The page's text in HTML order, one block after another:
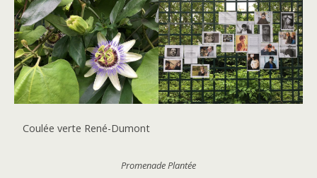
Coulée verte René-Dumont
Promenade Plantée